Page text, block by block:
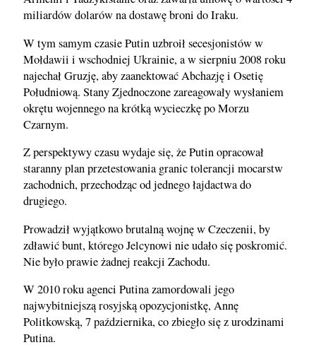
miliardów dolarów na dostawę broni do Iraku.
W tym samym czasie Putin uzbroił secesjonistów w
Mołdawii i wschodniej Ukrainie, a w sierpniu 2008 roku
najechał Gruzję, aby zaanektować Abchazję i Osetię
Południową. Stany Zjednoczone zareagowały wysłaniem
okrętu wojennego na krótką wycieczkę po Morzu
Czarnym.
Z perspektywy czasu wydaje się, że Putin opracował
staranny plan przetestowania granic tolerancji mocarstw
zachodnich, przechodząc od jednego łajdactwa do
drugiego.
Prowadził wyjątkowo brutalną wojnę w Czeczenii, by
zdławić bunt, którego Jelcynowi nie udało się poskromić.
Nie było prawie żadnej reakcji Zachodu.
W 2010 roku agenci Putina zamordowali jego
najwybitniejszą rosyjską opozycjonistkę, Annę
Politkowską, 7 października, co zbiegło się z urodzinami
Putina.